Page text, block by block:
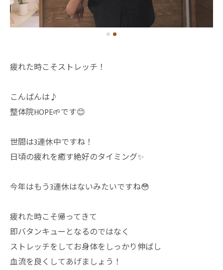
疲れた時こそストレッチ！
こんばんは♪
整体院HOPE🌱です😊
世間は3連休中ですね！
日頃の疲れを癒す絶好のタイミング✨
今年はもう3連休はないみたいですね😳
疲れた時こそ帰ってきて
即バタンキューとなるのではなく
ストレッチをしてお身体をしっかり伸ばし
血流を良くしてあげましょう！